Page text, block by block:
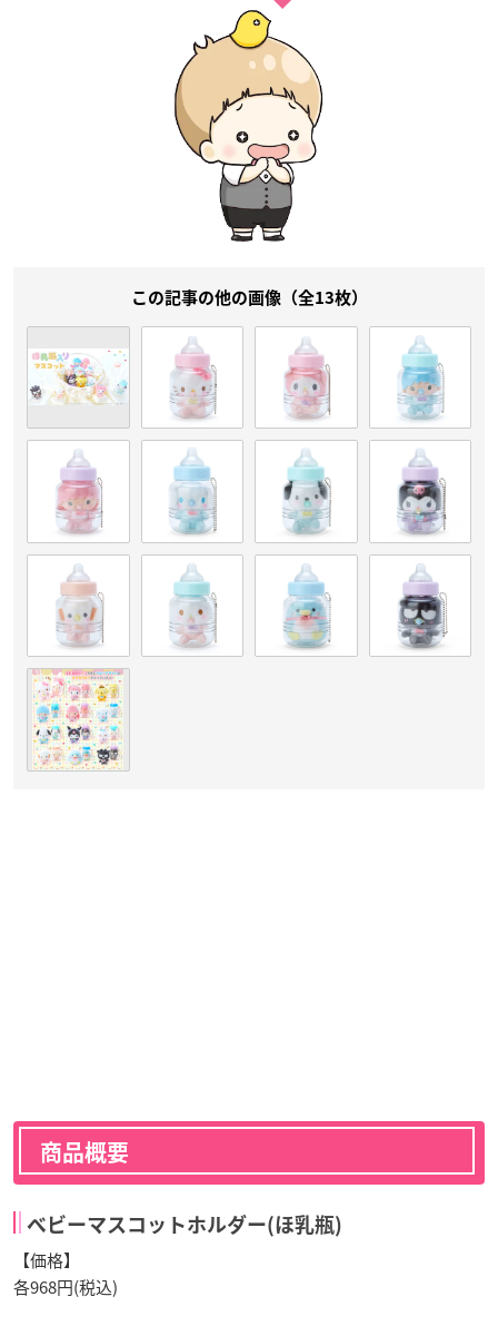
この記事の他の画像（全13枚）
商品概要
ベビーマスコットホルダー(ほ乳瓶)
【価格】
各968円(税込)